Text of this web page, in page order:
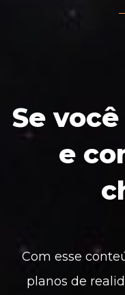
Se
e
Com esse
planos de